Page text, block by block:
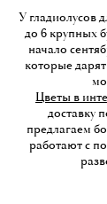
У гладиолусов
до 6 крупных
начало
которые
Цветы в
доставку
предлагаем
работают с